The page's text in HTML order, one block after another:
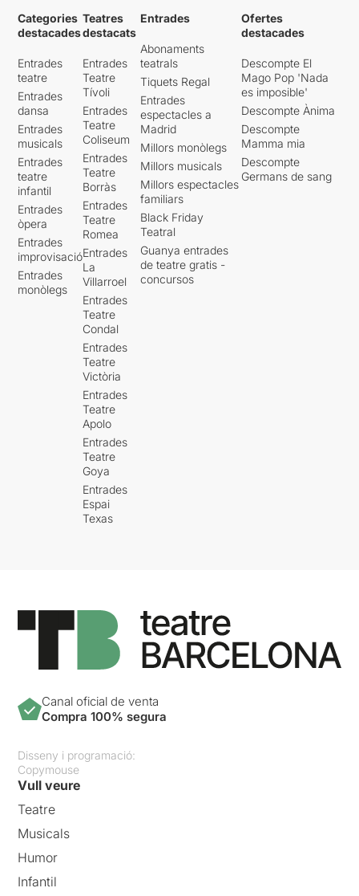
Categories
destacades
Entrades
teatre
Entrades
dansa
Entrades
musicals
Entrades
teatre
infantil
Entrades
òpera
Entrades
improvisació
Entrades
monòlegs
Teatres
destacats
Entrades
Teatre
Tívoli
Entrades
Teatre
Coliseum
Entrades
Teatre
Borràs
Entrades
Teatre
Romea
Entrades
La
Villarroel
Entrades
Teatre
Condal
Entrades
Teatre
Victòria
Entrades
Teatre
Apolo
Entrades
Teatre
Goya
Entrades
Espai
Texas
Entrades
Abonaments
teatrals
Tiquets Regal
Entrades
espectacles a
Madrid
Millors monòlegs
Millors musicals
Millors espectacles
familiars
Black Friday
Teatral
Guanya entrades
de teatre gratis -
concursos
Ofertes
destacades
Descompte El
Mago Pop 'Nada
es imposible'
Descompte Ànima
Descompte
Mamma mia
Descompte
Germans de sang
Canal oficial de venta
Compra 100% segura
Disseny i programació:
Copymouse
Vull veure
Teatre
Musicals
Humor
Infantil